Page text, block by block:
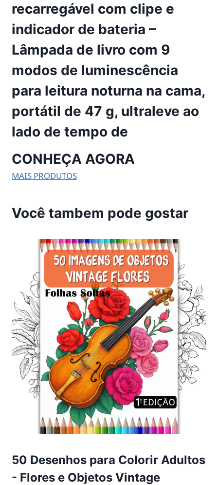
recarregável com clipe e
indicador de bateria –
Lâmpada de livro com 9
modos de luminescência
para leitura noturna na cama,
portátil de 47 g, ultraleve ao
lado de tempo de
CONHEÇA AGORA
MAIS PRODUTOS
Você tambem pode gostar
50 Desenhos para Colorir Adultos
- Flores e Objetos Vintage